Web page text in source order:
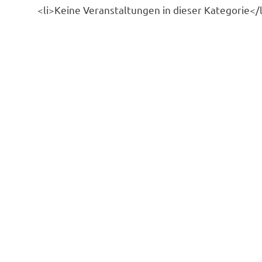
<li>Keine Veranstaltungen in dieser